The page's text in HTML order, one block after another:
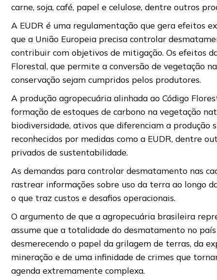
carne, soja, café, papel e celulose, dentre outros
A EUDR é uma regulamentação que gera efeitos
que a União Europeia precisa controlar
contribuir com objetivos de mitigação. Os efeitos
Florestal, que permite a conversão de vegetação
conservação sejam cumpridos pelos produtores.
A produção agropecuária alinhada ao Código
formação de estoques de carbono na vegetação
biodiversidade, ativos que diferenciam a produção
reconhecidos por medidas como a EUDR, dentre
privados de sustentabilidade.
As demandas para controlar desmatamento nas
rastrear informações sobre uso da terra ao longo
o que traz custos e desafios operacionais.
O argumento de que a agropecuária brasileira
assume que a totalidade do desmatamento no
desmerecendo o papel da grilagem de terras, da
mineração e de uma infinidade de crimes que
agenda extremamente complexa.